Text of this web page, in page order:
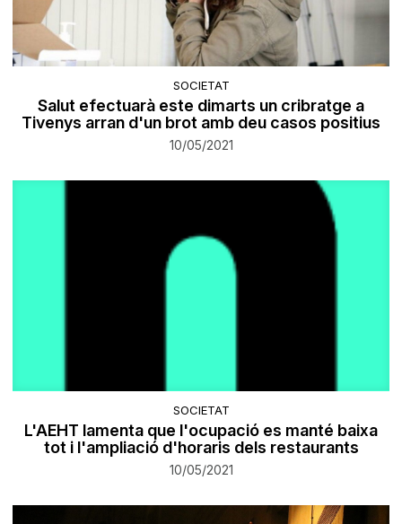
SOCIETAT
Salut efectuarà este dimarts un cribratge a
Tivenys arran d'un brot amb deu casos positius
10/05/2021
SOCIETAT
L'AEHT lamenta que l'ocupació es manté baixa
tot i l'ampliació d'horaris dels restaurants
10/05/2021